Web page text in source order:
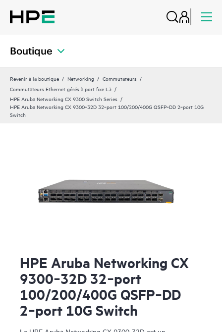
Boutique
Revenir à la boutique Networking
Commutateurs
Commutateurs Ethernet gérés à port fixe L3
HPE Aruba Networking CX 9300 Switch Series
HPE Aruba Networking CX 9300‑32D 32‑port 100/200/400G QSFP‑DD 2‑port 10G
Switch
HPE Aruba Networking CX
9300‑32D 32‑port
100/200/400G QSFP‑DD
2‑port 10G Switch